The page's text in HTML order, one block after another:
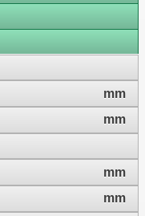
mm
mm
mm
mm